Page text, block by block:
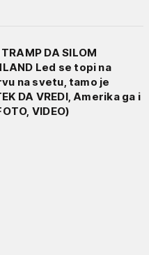
DA SILOM
Led se topi na
na svetu, tamo je
DA VREDI, Amerika ga i
VIDEO)